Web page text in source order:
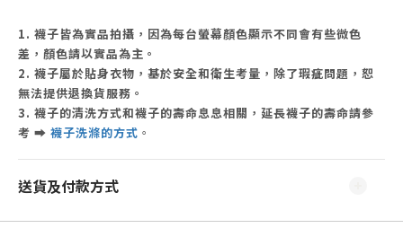
1. 襪子皆為實品拍攝，因為每台螢幕顏色顯示不同會有些微色
差，顏色請以實品為主。
2. 襪子屬於貼身衣物，基於安全和衛生考量，除了瑕疵問題，恕
無法提供退換貨服務。
3. 襪子的清洗方式和襪子的壽命息息相關，延長襪子的壽命請參
考 ➡ 襪子洗滌的方式 。
送貨及付款方式